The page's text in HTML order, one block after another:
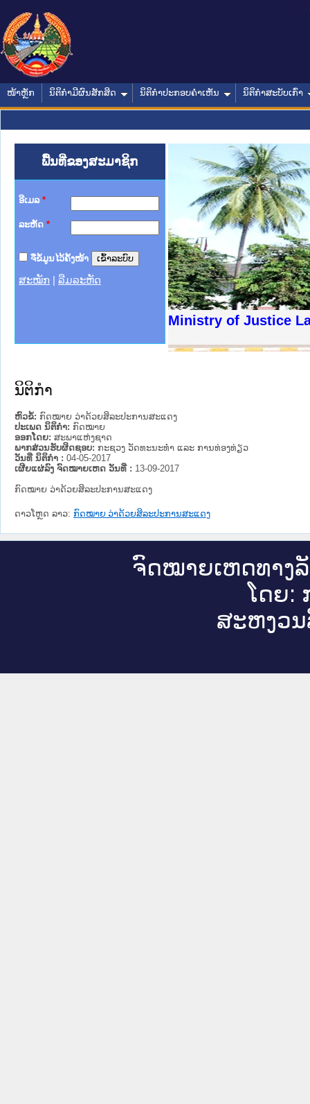
ໜ້າຫຼັກ ນິຕິກໍາມີຜົນສັກສິດ ນິຕິກໍາປະກອບຄໍາເຫັນ ນິຕິກໍາສະບັບເກົ່າ
ພື້ນທີ່ຂອງສະມາຊິກ
ອີເມລ *
ລະຫັດ *
ຈື່ຂໍ້ມູນໄວ້ຄັ້ງໜ້າ
ສະໝັກ ລືມລະຫັດ
Ministry of Justice
າຊົນ ພາກເໜືອ
ການ
ກາງ
ໃຕ້
ຕຳຫຼວດປະຊາຊົນ
ສັນຕິບານປະຊາຊົນ
ກເໜືອ
າຊົນ ພາກກາງ
ນິຕິກໍາ
ຫົວຂໍ້: ກົດໝາຍ ວ່າດ້ວຍສິລະປະການສະແດງ
ປະເພດ ນິຕິກໍາ: ກົດໝາຍ
ອອກໂດຍ: ສະພາແຫ່ງຊາດ
ພາກສ່ວນຮັບຜິດຊອບ: ກະຊວງ ວັດທະນະທຳ ແລະ ການທ່ອງທ່ຽວ
ວັນທີ່ ນິຕິກໍາ : 04-05-2017
ເຜີຍແຜ່ລົງ ຈົດໝາຍເຫດ ວັນທີ່ : 13-09-2017
ກົດໝາຍ ວ່າດ້ວຍສິລະປະການສະແດງ
ດາວໂຫຼດ ລາວ: ກົດໝາຍ ວ່າດ້ວຍສິລະປະການສະແດງ
ຈົດ​ໝາຍ​ເຫດ​ທາງ​
ໂດຍ:
ສະ​ຫງວນ​